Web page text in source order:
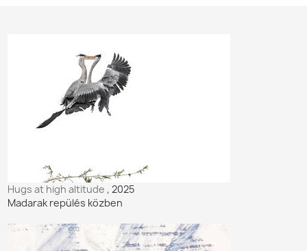
Hugs at high altitude, 2025
Madarak repülés közben